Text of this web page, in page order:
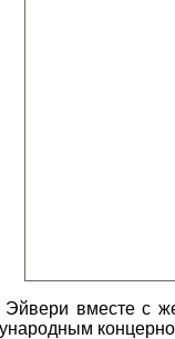
вместе с